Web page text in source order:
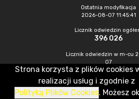
Ostatnia modyfikacja
2026-08-07 11:45:41
Licznik odwiedzin
396 026
Licznik odwiedzin w m-cu
07
1 337
CMS & Hosting: Nefeni Sp. z o.o.
Strona korzysta z plików cookies
realizacji usług i zgodnie z
Polityką Plików Cookies. Możesz